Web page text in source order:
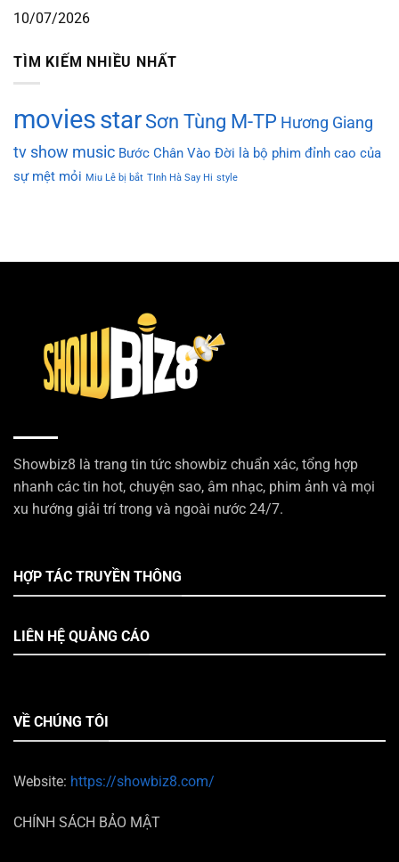
10/07/2026
TÌM KIẾM NHIỀU NHẤT
moviesstarSơn Tùng M-TP Hương Giang
tv show music Bước Chân Vào Đời là bộ phim đỉnh cao của
sự mệt mỏi Miu Lê bị bắt TInh Hà Say Hi style
Showbiz8 là trang tin tức showbiz chuẩn xác, tổng hợp
nhanh các tin hot, chuyện sao, âm nhạc, phim ảnh và mọi
xu hướng giải trí trong và ngoài nước 24/7.
HỢP TÁC TRUYỀN THÔNG
LIÊN HỆ QUẢNG CÁO
VỀ CHÚNG TÔI
Website: https://showbiz8.com/
CHÍNH SÁCH BẢO MẬT